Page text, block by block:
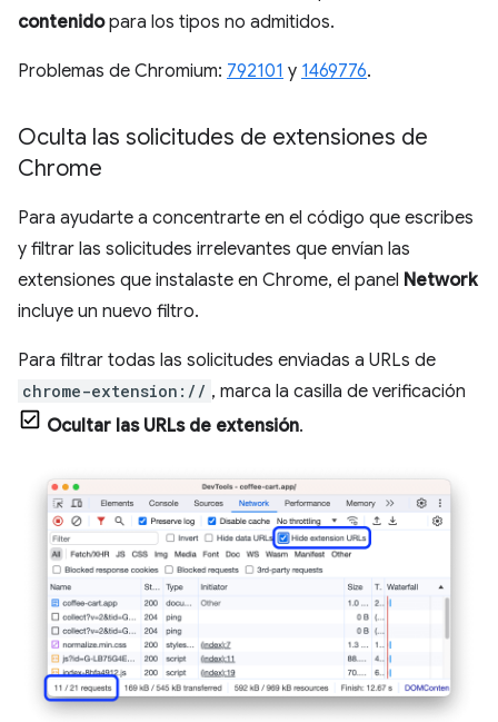
contenidopara los tipos no admitidos.
Problemas de Chromium: 792101 y 1469776.
Oculta las solicitudes de extensiones de
Chrome
Para ayudarte a concentrarte en el código que escribes
y filtrar las solicitudes irrelevantes que envían las
extensiones que instalaste en Chrome, el panel Network
incluye un nuevo filtro.
Para filtrar todas las solicitudes enviadas a URLs de
chrome-extension:// , marca la casilla de verificación
Ocultar las URLs de extensión.